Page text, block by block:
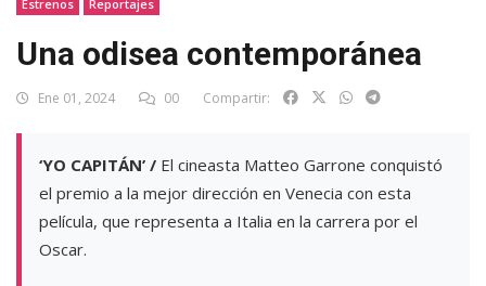
Estrenos Reportajes
Una odisea contemporánea
Ene 01, 2024 00 Compartir:
‘YO CAPITÁN’ / El cineasta Matteo Garrone conquistó
el premio a la mejor dirección en Venecia con esta
película, que representa a Italia en la carrera por el
Oscar.